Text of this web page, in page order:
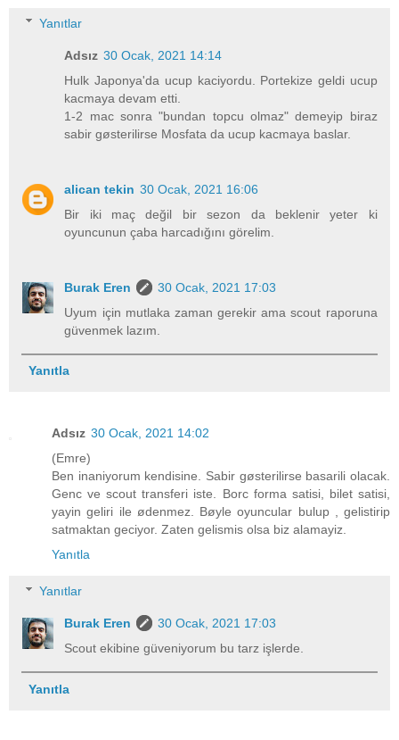
Yanıtlar
Adsız 30 Ocak, 2021 14:14
Hulk Japonya'da ucup kaciyordu. Portekize geldi ucup
kacmaya devam etti.
1-2 mac sonra "bundan topcu olmaz" demeyip biraz
sabir gøsterilirse Mosfata da ucup kacmaya baslar.
alican tekin 30 Ocak, 2021 16:06
Bir iki maç değil bir sezon da beklenir yeter ki
oyuncunun çaba harcadığını görelim.
Burak Eren
30 Ocak, 2021 17:03
Uyum için mutlaka zaman gerekir ama scout raporuna
güvenmek lazım.
Yanıtla
Adsız 30 Ocak, 2021 14:02
(Emre)
Ben inaniyorum kendisine. Sabir gøsterilirse basarili olacak.
Genc ve scout transferi iste. Borc forma satisi, bilet satisi,
yayin geliri ile ødenmez. Bøyle oyuncular bulup , gelistirip
satmaktan geciyor. Zaten gelismis olsa biz alamayiz.
Yanıtla
Yanıtlar
Burak Eren
30 Ocak, 2021 17:03
Scout ekibine güveniyorum bu tarz işlerde.
Yanıtla